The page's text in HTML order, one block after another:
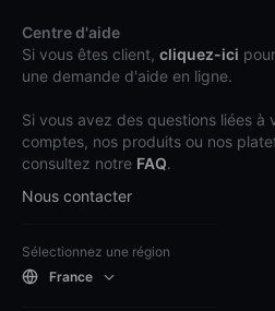
Centre d'aide
Si vous êtes client, cliquez-ici
une demande d'aide en ligne.
Si vous avez des questions liées à
comptes, nos produits ou nos
consultez notre FAQ.
Nous contacter
Sélectionnez une région
France